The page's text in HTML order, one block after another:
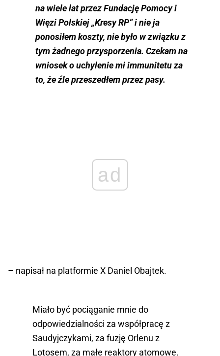
na wiele lat przez Fundację Pomocy i
Więzi Polskiej „Kresy RP” i nie ja
ponosiłem koszty, nie było w związku z
tym żadnego przysporzenia. Czekam na
wniosek o uchylenie mi immunitetu za
to, że źle przeszedłem przez pasy.
ad
– napisał na platformie X Daniel Obajtek.
Miało być pociąganie mnie do
odpowiedzialności za współpracę z
Saudyjczykami, za fuzję Orlenu z
Lotosem, za małe reaktory atomowe.